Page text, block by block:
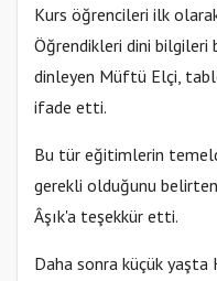
Kurs öğrencileri ilk
Öğrendikleri dini bilgileri
dinleyen Müftü Elçi,
ifade etti.
Bu tür eğitimlerin
gerekli olduğunu
Âşık'a teşekkür etti.
Daha sonra küçük yaşta